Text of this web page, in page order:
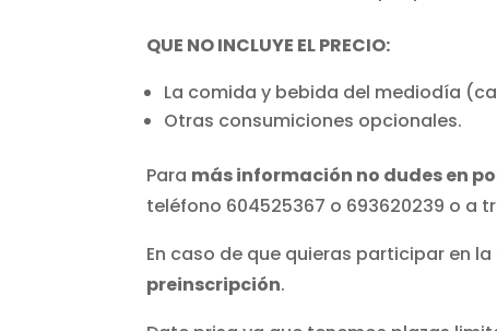
QUE NO INCLUYE EL PRECIO:
La comida y bebida del mediodía
Otras consumiciones opcionales.
Para más información no dudes en
teléfono 604525367 o 693620239 o a
En caso de que quieras participar en
preinscripción.